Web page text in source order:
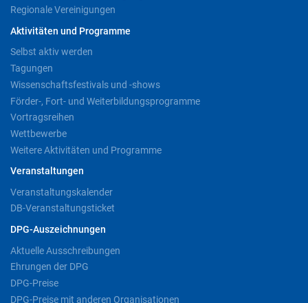
Regionale Vereinigungen
Aktivitäten und Programme
Selbst aktiv werden
Tagungen
Wissenschaftsfestivals und -shows
Förder-, Fort- und Weiterbildungsprogramme
Vortragsreihen
Wettbewerbe
Weitere Aktivitäten und Programme
Veranstaltungen
Veranstaltungskalender
DB-Veranstaltungsticket
DPG-Auszeichnungen
Aktuelle Ausschreibungen
Ehrungen der DPG
DPG-Preise
DPG-Preise mit anderen Organisationen